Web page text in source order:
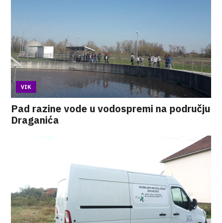
VIK
Pad razine vode u vodospremi na području
Draganića